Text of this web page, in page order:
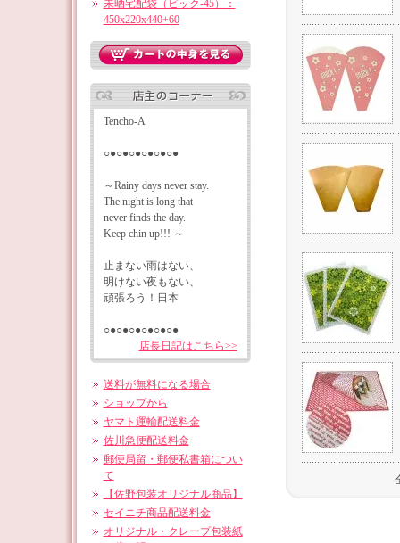
未晒宅配袋（ビック-45）：
450x220x440+60
Tencho-A
○●○●○●○●○●○●
～Rainy days never stay.
The night is long that
never finds the day.
Keep chin up!!! ～
止まない雨はない、
明けない夜もない、
頑張ろう！日本
○●○●○●○●○●○●
店長日記はこちら>>
送料が無料になる場合
ショップから
ヤマト運輸配送料金
佐川急便配送料金
郵便局留・郵便私書箱につい
て
【佐野包装オリジナル商品】
セイニチ商品配送料金
オリジナル・クレープ包装紙